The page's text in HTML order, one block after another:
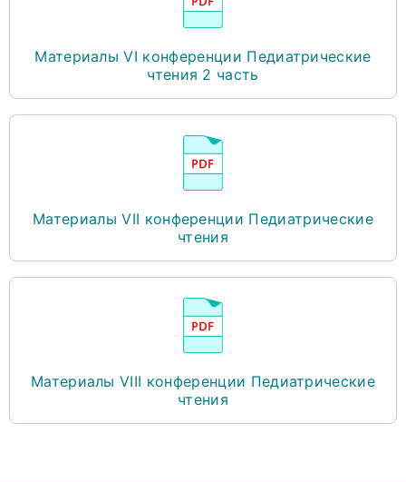
Материалы VI конференции Педиатрические
чтения 2 часть
Материалы VII конференции Педиатрические
чтения
Материалы VIII конференции Педиатрические
чтения